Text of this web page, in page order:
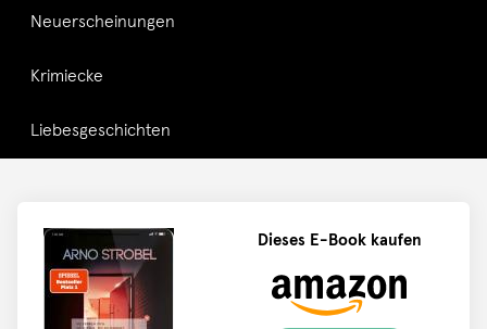
Neuerscheinungen
Krimiecke
Liebesgeschichten
Dieses E-Book kaufen